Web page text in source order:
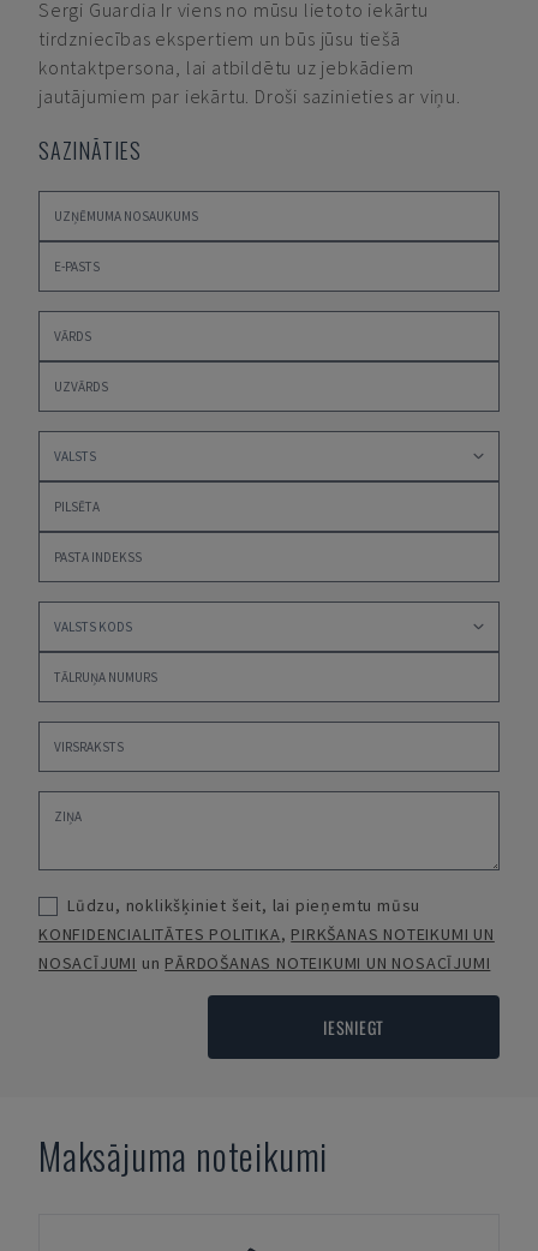
Sergi Guardia Ir viens no mūsu lietoto iekārtu
tirdzniecības ekspertiem un būs jūsu tiešā
kontaktpersona, lai atbildētu uz jebkādiem
jautājumiem par iekārtu. Droši sazinieties ar viņu.
SAZINĀTIES
Lūdzu, noklikšķiniet šeit, lai pieņemtu mūsu
KONFIDENCIALITĀTES POLITIKA, PIRKŠANAS NOTEIKUMI UN
NOSACĪJUMI un PĀRDOŠANAS NOTEIKUMI UN NOSACĪJUMI
IESNIEGT
Maksājuma noteikumi